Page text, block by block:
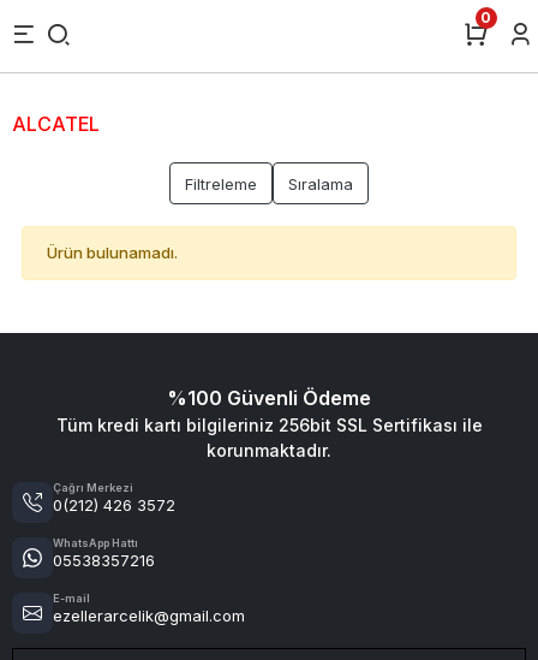
0
ALCATEL
Filtreleme Sıralama
Ürün bulunamadı.
%100 Güvenli Ödeme
Tüm kredi kartı bilgileriniz 256bit SSL Sertifikası ile
korunmaktadır.
Çağrı Merkezi
0(212) 426 3572
WhatsApp Hattı
05538357216
E-mail
ezellerarcelik@gmail.com